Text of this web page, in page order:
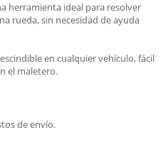
herramienta ideal para resolver
rueda, sin necesidad de ayuda
en cualquier vehículo, fácil
el maletero.
de envío.